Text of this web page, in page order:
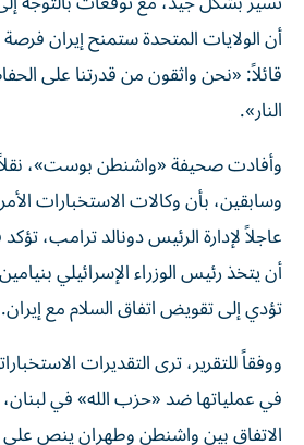
أن الولايات المتحدة ستمنح إيران
قائلاً: «نحن واثقون من قدرتنا على
النار».
وأفادت صحيفة «واشنطن بوست»،
وسابقين، بأن وكالات الاستخبارات
عاجلاً لإدارة الرئيس دونالد ترامب،
أن يتخذ رئيس الوزراء الإسرائيلي
تؤدي إلى تقويض اتفاق السلام مع إيران.
ووفقاً للتقرير، ترى التقديرات
في عملياتها ضد «حزب الله» في
الاتفاق بين واشنطن وطهران ينص